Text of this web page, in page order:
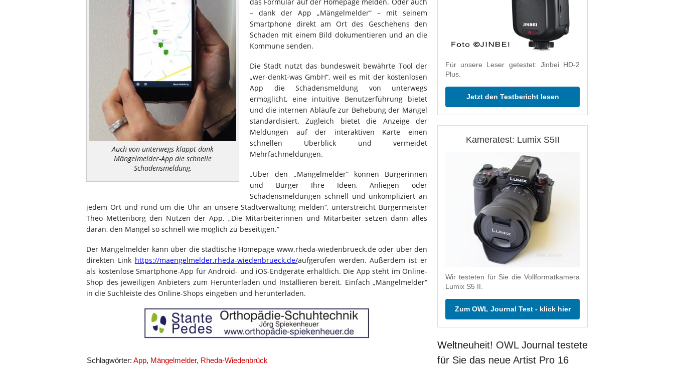
Auch von unterwegs klappt dank
Mängelmelder-App die schnelle
Schadensmeldung.
– dank der App „Mängelmelder“ – mit seinem
Smartphone direkt am Ort des Geschehens den
Schaden mit einem Bild dokumentieren und an die
Kommune senden.
Die Stadt nutzt das bundesweit bewährte Tool der
„wer-denkt-was GmbH“, weil es mit der kostenlosen
App die Schadensmeldung von unterwegs
ermöglicht, eine intuitive Benutzerführung bietet
und die internen Abläufe zur Behebung der Mängel
standardisiert. Zugleich bietet die Anzeige der
Meldungen auf der interaktiven Karte einen
schnellen Überblick und vermeidet
Mehrfachmeldungen.
„Über den „Mängelmelder“ können Bürgerinnen
und Bürger Ihre Ideen, Anliegen oder
Schadensmeldungen schnell und unkompliziert an
jedem Ort und rund um die Uhr an unsere Stadtverwaltung melden“, unterstreicht Bürgermeister
Theo Mettenborg den Nutzen der App. „Die Mitarbeiterinnen und Mitarbeiter setzen dann alles
daran, den Mangel so schnell wie möglich zu beseitigen.“
Der Mängelmelder kann über die städtische Homepage www.rheda-wiedenbrueck.de oder über den
direkten Link https://maengelmelder.rheda-wiedenbrueck.de/aufgerufen werden. Außerdem ist er
als kostenlose Smartphone-App für Android- und iOS-Endgeräte erhältlich. Die App steht im Online-
Shop des jeweiligen Anbieters zum Herunterladen und Installieren bereit. Einfach „Mängelmelder“
in die Suchleiste des Online-Shops eingeben und herunterladen.
Schlagwörter: App, Mängelmelder, Rheda-Wiedenbrück
Für unsere Leser getestet: Jinbei HD-2
Plus.
Jetzt den Testbericht lesen
Kameratest: Lumix S5II
Wir testeten für Sie die Vollformatkamera
Lumix S5 II.
Zum OWL Journal Test - klick hier
Weltneuheit! OWL Journal testete
für Sie das neue Artist Pro 16